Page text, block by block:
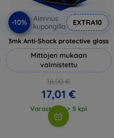
-10%
Alennus
kupongilla
EXTRA10
3mk Anti-Shock protective glass
Mittojen mukaan
valmistettu
18,90 €
17,01 €
Varastossa > 5 kpl